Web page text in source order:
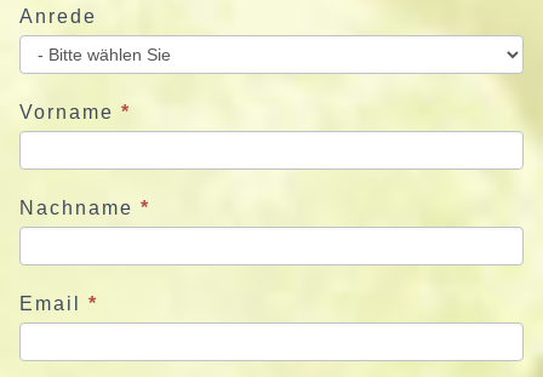
S
e
u
n
s
e
t
Anrede
Vorname *
Nachname *
Email *